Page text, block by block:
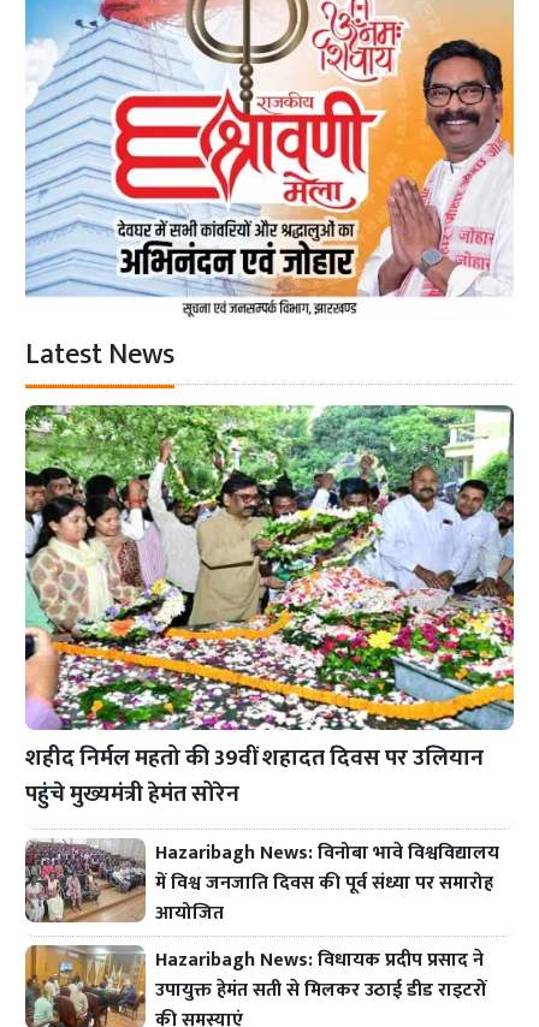
Latest News
शहीद निर्मल महतो की 39वीं शहादत दिवस पर उलियान
पहुंचे मुख्यमंत्री हेमंत सोरेन
Hazaribagh News: विनोबा भावे विश्वविद्यालय
में विश्व जनजाति दिवस की पूर्व संध्या पर समारोह
आयोजित
Hazaribagh News: विधायक प्रदीप प्रसाद ने
उपायुक्त हेमंत सती से मिलकर उठाई डीड राइटरों
की समस्याएं